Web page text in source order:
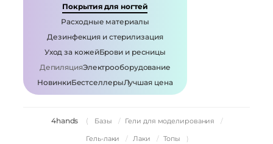
Покрытия для ногтей
Расходные материалы
Дезинфекция и стерилизация
Уход за кожейБрови и ресницы
ДепиляцияЭлектрооборудование
НовинкиБестселлерыЛучшая цена
4hands Базы Гели для моделирования
Гель-лаки Лаки Топы